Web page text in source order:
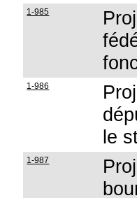
1-985
1-986
le
1-987